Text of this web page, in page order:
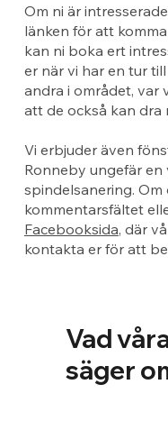
Om ni är
länken för att
kan ni boka ert
er när vi har en tur
andra i området, var
att de också kan dra
Vi erbjuder även
Ronneby ungefär en
spindelsanering. Om
kommentarsfältet
Facebooksida, där
kontakta er för att
Vad
säger